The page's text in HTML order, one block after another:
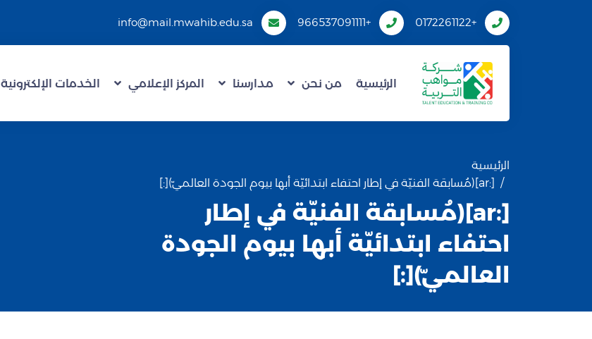
+0172261122
+966537091111
info@mail.mwahib.edu.sa
الرئيسية من نحن مدارسنا المركز الإعلامي الخدمات الإلكترونية
الرئيسية
[:ar](مُسابقة الفنيّة في إطار احتفاء ابتدائيّة أبها بيوم الجودة العالميّ)[:]
[:ar](مُسابقة الفنيّة في إطار
احتفاء ابتدائيّة أبها بيوم الجودة
العالميّ)[:]